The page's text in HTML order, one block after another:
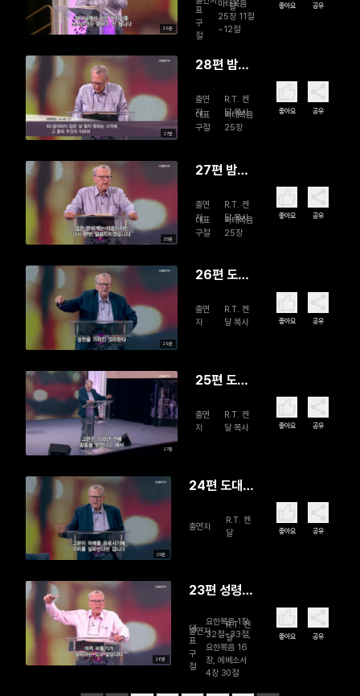
29분
(3)
달
표
구
절
마태복음
25장 11절
~12절
좋아요 공유
27분
28편 밤중
을 준비하
라 (2)
출연
자
R.T. 켄
달 목사
대표
구절
마태복음
25장
좋아요 공유
25분
27편 밤중
을 준비하
라 (1)
출연
자
R.T. 켄
달 목사
대표
구절
마태복음
25장
좋아요 공유
29분
26편 도대
은 어떻
출연
자
R.T. 켄
달 목사
좋아요 공유
27분
25편 도대
은 어떻
출연
자
R.T. 켄
달 목사
좋아요 공유
25분
24편 도대
떻게 되었는
출연자
R.T. 켄
달
좋아요 공유
26분
23편 성령
이 (3)
출연자
R.T. 켄
달
대
표
구
절
요한복음 1장
32절~33절,
요한복음 16
장, 에베소서
4장 30절
좋아요 공유